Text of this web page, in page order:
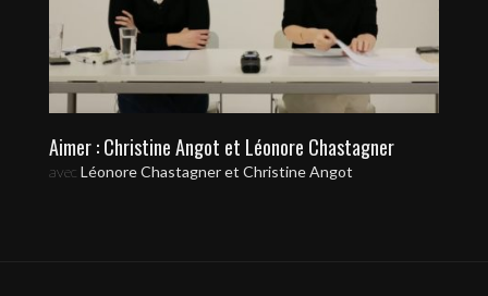
Aimer : Christine Angot et Léonore Chastagner
avec Léonore Chastagner et Christine Angot